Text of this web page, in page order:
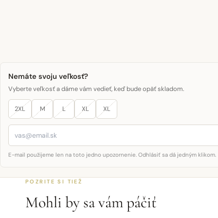
Nemáte svoju veľkosť?
Vyberte veľkosť a dáme vám vedieť, keď bude opäť skladom.
2XL M L XL XL
E-mail použijeme len na toto jedno upozornenie. Odhlásiť sa dá jedným klikom.
POZRITE SI TIEŽ
Mohli by sa vám páčiť